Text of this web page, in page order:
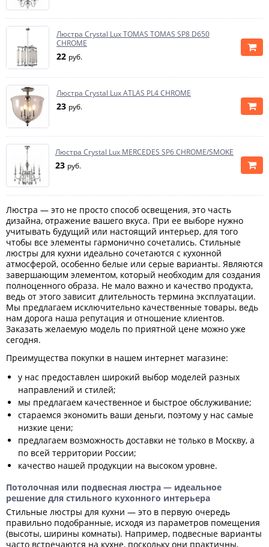
Люстра Crystal Lux TOMAS TOMAS SP8 D650
CHROME
22 руб.
Люстра Crystal Lux ATLAS PL4 CHROME
23 руб.
Люстра Crystal Lux MERCEDES SP6 CHROME/SMOKE
23 руб.
Люстра — это не просто способ освещения, это часть
дизайна, отражение вашего вкуса. При ее выборе нужно
учитывать будущий или настоящий интерьер, для того
чтобы все элементы гармонично сочетались. Стильные
люстры для кухни идеально сочетаются с кухонной
атмосферой, особенно белые или серые варианты. Являются
завершающим элементом, который необходим для создания
полноценного образа. Не мало важно и качество продукта,
ведь от этого зависит длительность термина эксплуатации.
Мы предлагаем исключительно качественные товары, ведь
нам дорога наша репутация и отношение клиентов.
Заказать желаемую модель по приятной цене можно уже
сегодня.
Преимущества покупки в нашем интернет магазине:
у нас предоставлен широкий выбор моделей разных
направлений и стилей;
мы предлагаем качественное и быстрое обслуживание;
стараемся экономить ваши деньги, поэтому у нас самые
низкие цени;
предлагаем возможность доставки не только в Москву, а
по всей территории России;
качество нашей продукции на высоком уровне.
Потолочная или подвесная люстра — идеальное
решение для стильного кухонного интерьера
Стильные люстры для кухни — это в первую очередь
правильно подобранные, исходя из параметров помещения
(высоты, ширины комнаты). Например, подвесные варианты
часто встречаются на кухне, поскольку они практичны,